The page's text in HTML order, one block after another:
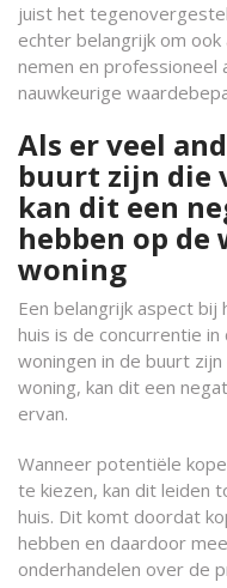
juist het
echter belangrijk om
nemen en professioneel
nauwkeurige
Als er veel
buurt zijn die
kan dit een
hebben op de
woning
Een belangrijk aspect bij
huis is de concurrentie
woningen in de buurt
woning, kan dit een
ervan.
Wanneer potentiële
te kiezen, kan dit leiden
huis. Dit komt doordat
hebben en daardoor
onderhandelen over de